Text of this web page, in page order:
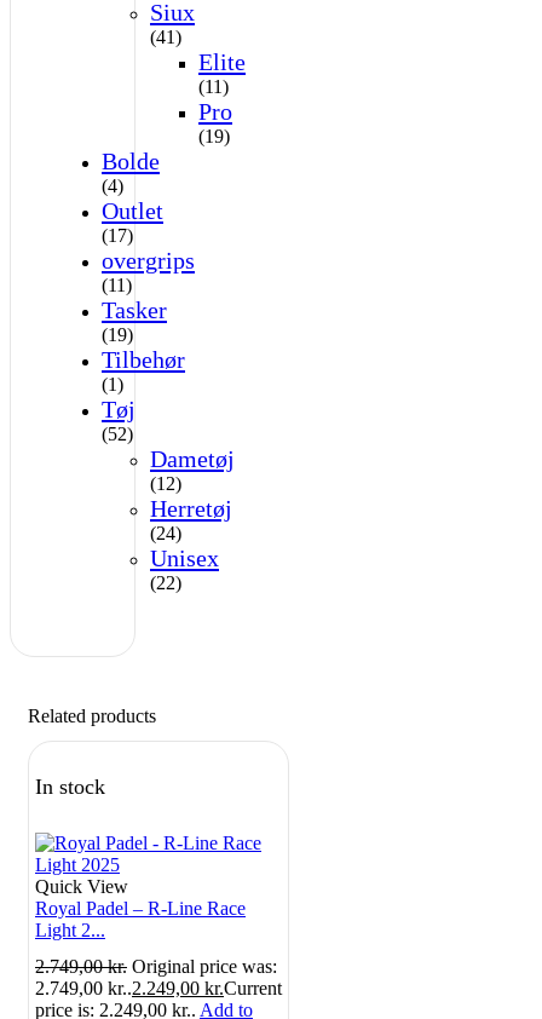
Siux
(41)
Elite
(11)
Pro
(19)
Bolde
(4)
Outlet
(17)
overgrips
(11)
Tasker
(19)
Tilbehør
(1)
Tøj
(52)
Dametøj
(12)
Herretøj
(24)
Unisex
(22)
Related products
In stock
Quick View
Royal Padel – R-Line Race
Light 2...
2.749,00kr. Original price was:
2.749,00 kr..2.249,00 kr.Current
price is: 2.249,00 kr.. Add to